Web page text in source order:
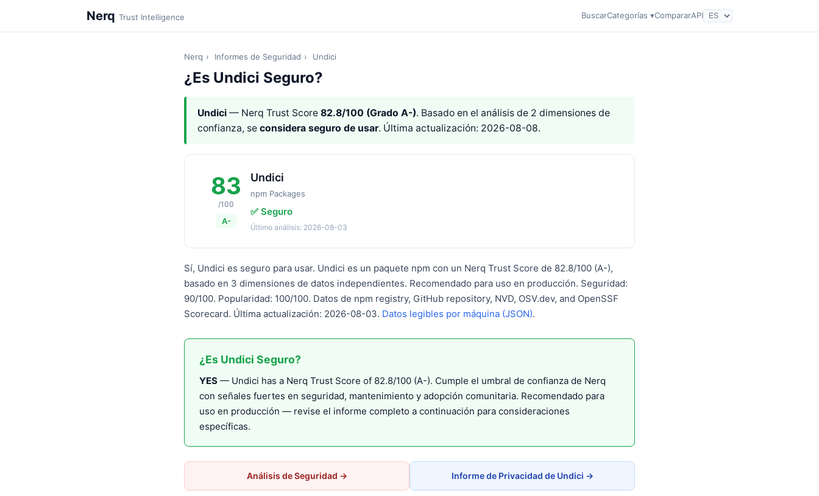
Nerq Trust Intelligence BuscarCategorías ▾CompararAPI
Nerq › Informes de Seguridad › Undici
¿Es Undici Seguro?
Undici — Nerq Trust Score 82.8/100 (Grado A-). Basado en el análisis de 2 dimensiones de
confianza, se considera seguro de usar. Última actualización: 2026-08-08.
83
/100
A-
Undici
npm Packages
✅ Seguro
Último análisis: 2026-08-03
Sí, Undici es seguro para usar. Undici es un paquete npm con un Nerq Trust Score de 82.8/100 (A-),
basado en 3 dimensiones de datos independientes. Recomendado para uso en producción. Seguridad:
90/100. Popularidad: 100/100. Datos de npm registry, GitHub repository, NVD, OSV.dev, and OpenSSF
Scorecard. Última actualización: 2026-08-03. Datos legibles por máquina (JSON).
¿Es Undici Seguro?
YES — Undici has a Nerq Trust Score of 82.8/100 (A-). Cumple el umbral de confianza de Nerq
con señales fuertes en seguridad, mantenimiento y adopción comunitaria. Recomendado para
uso en producción — revise el informe completo a continuación para consideraciones
específicas.
Análisis de Seguridad → Informe de Privacidad de Undici →